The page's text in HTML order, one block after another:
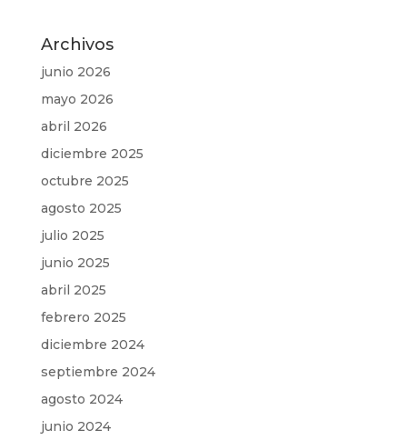
Archivos
junio 2026
mayo 2026
abril 2026
diciembre 2025
octubre 2025
agosto 2025
julio 2025
junio 2025
abril 2025
febrero 2025
diciembre 2024
septiembre 2024
agosto 2024
junio 2024